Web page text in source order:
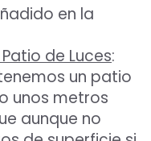
en la
de Luces:
un patio
unos metros
aunque no